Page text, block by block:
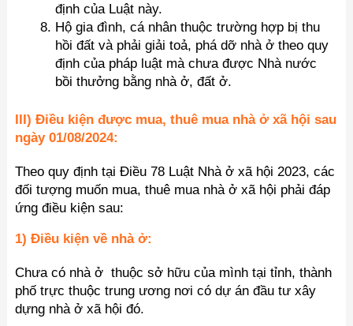
định của Luật này.
Hộ gia đình, cá nhân thuộc trường hợp bị thu
hồi đất và phải giải toả, phá dỡ nhà ở theo quy
định của pháp luật mà chưa được Nhà nước
bồi thưởng bằng nhà ở, đất ở.
III) Điều kiện được mua, thuê mua nhà ở xã hội sau
ngày 01/08/2024:
Theo quy định tại Điều 78 Luật Nhà ở xã hội 2023, các
đối tượng muốn mua, thuê mua nhà ở xã hội phải đáp
ứng điều kiện sau:
1) Điều kiện về nhà ở:
Chưa có nhà ở thuộc sở hữu của mình tại tỉnh, thành
phố trực thuộc trung ương nơi có dự án đầu tư xây
dựng nhà ở xã hội đó.